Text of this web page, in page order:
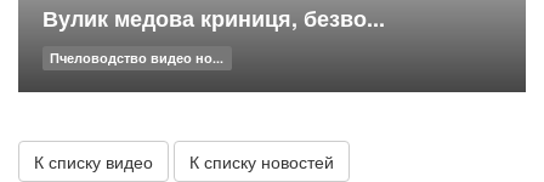
Вулик медова криниця, безво...
Пчеловодство видео но...
К списку видео К списку новостей